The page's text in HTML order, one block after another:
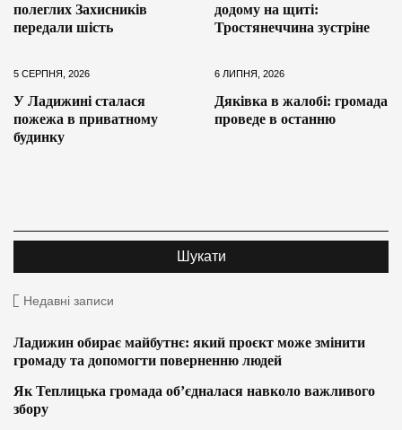
полеглих Захисників
передали шість
додому на щиті:
Тростянеччина зустріне
5 СЕРПНЯ, 2026
У Ладижині сталася
пожежа в приватному
будинку
6 ЛИПНЯ, 2026
Дяківка в жалобі: громада
проведе в останню
Недавні записи
Ладижин обирає майбутнє: який проєкт може змінити
громаду та допомогти поверненню людей
Як Теплицька громада об’єдналася навколо важливого
збору